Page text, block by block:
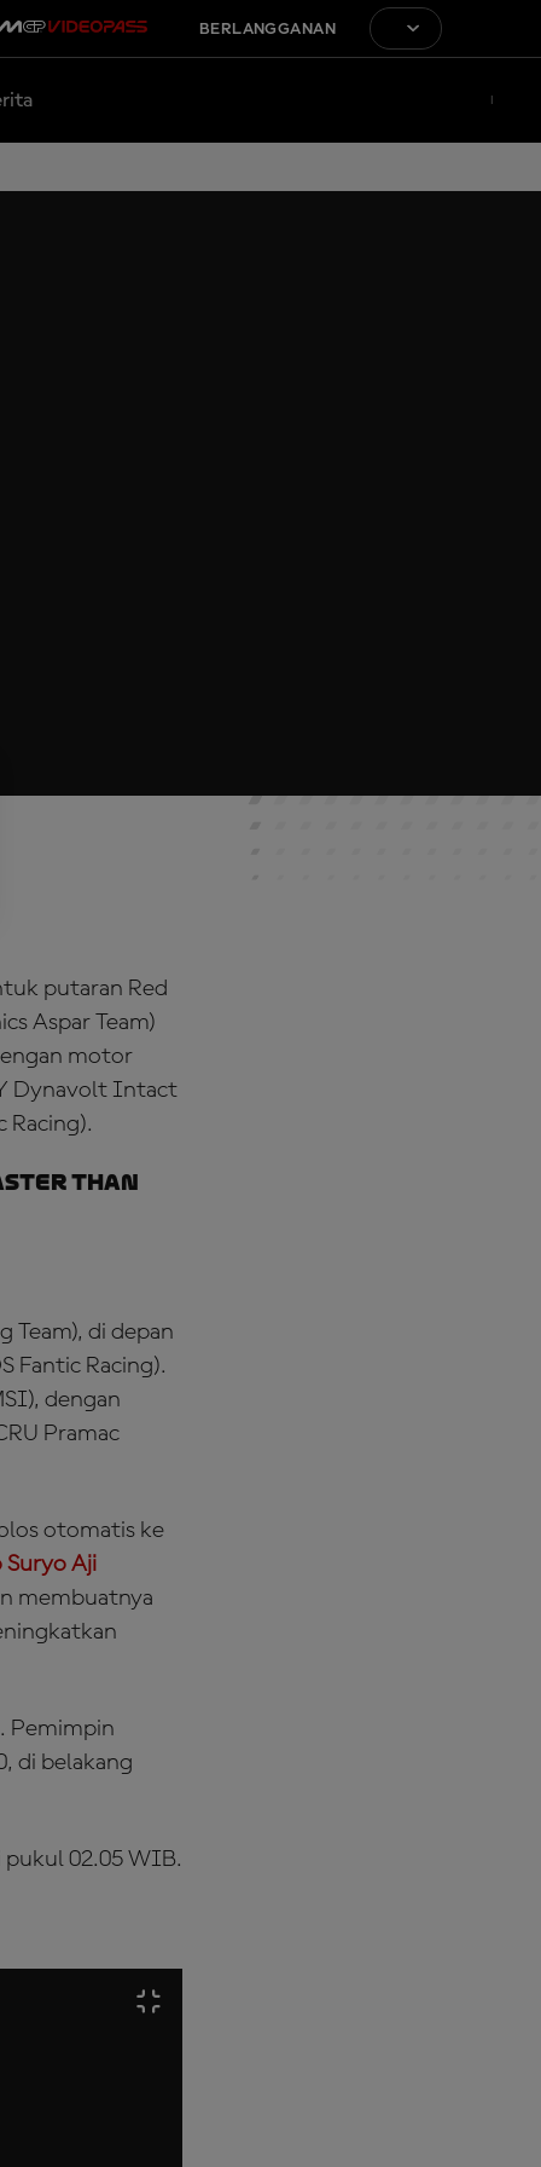
BERLANGGANAN
putaran Red
Aspar Team)
motor
Dynavolt Intact
Racing).
than
Team), di depan
Fantic Racing).
dengan
Pramac
otomatis ke
Suryo Aji
membuatnya
Pemimpin
di belakang
pukul 02.05 WIB.